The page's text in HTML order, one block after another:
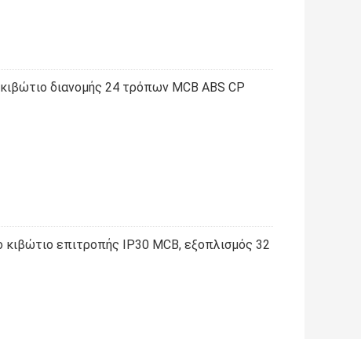
κιβώτιο διανομής 24 τρόπων MCB ABS CP
επιτροπής IP30 MCB, εξοπλισμός 32